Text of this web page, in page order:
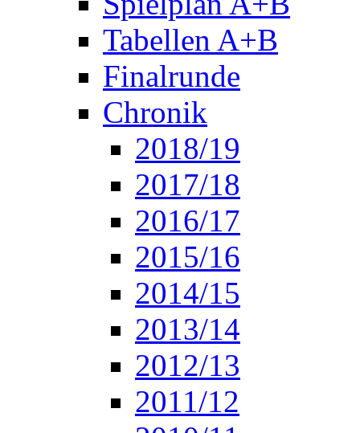
Tabellen A+B
Finalrunde
Chronik
2018/19
2017/18
2016/17
2015/16
2014/15
2013/14
2012/13
2011/12